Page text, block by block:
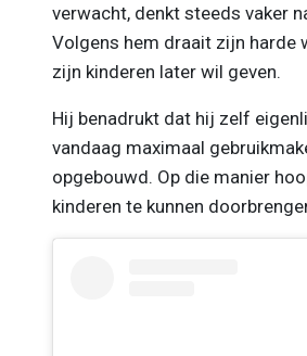
verwacht, denkt steeds vaker
Volgens hem draait zijn harde
zijn kinderen later wil geven.
Hij benadrukt dat hij zelf
vandaag maximaal
opgebouwd. Op die manier
kinderen te kunnen